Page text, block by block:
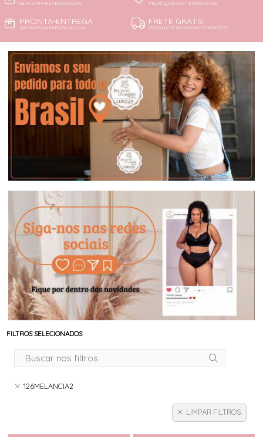
SEJA UMA REVENDEDORA PEÇAS QUE SÃO TENDÊNCIAS!
PRONTA-ENTREGA
DA FÁBRICA PARA SUA LOJA
FRETE GRÁTIS
CONSULTE AS NOSSAS CONDIÇÕES
FILTROS SELECIONADOS
126MELANCIA2
LIMPAR FILTROS